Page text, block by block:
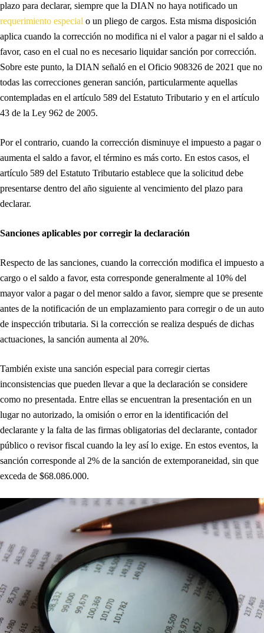
plazo para declarar, siempre que la DIAN no haya notificado un
requerimiento especial o un pliego de cargos. Esta misma disposición
aplica cuando la corrección no modifica ni el valor a pagar ni el saldo a
favor, caso en el cual no es necesario liquidar sanción por corrección.
Sobre este punto, la DIAN señaló en el Oficio 908326 de 2021 que no
todas las correcciones generan sanción, particularmente aquellas
contempladas en el artículo 589 del Estatuto Tributario y en el artículo
43 de la Ley 962 de 2005.
Por el contrario, cuando la corrección disminuye el impuesto a pagar o
aumenta el saldo a favor, el término es más corto. En estos casos, el
artículo 589 del Estatuto Tributario establece que la solicitud debe
presentarse dentro del año siguiente al vencimiento del plazo para
declarar.
Sanciones aplicables por corregir la declaración
Respecto de las sanciones, cuando la corrección modifica el impuesto a
cargo o el saldo a favor, esta corresponde generalmente al 10% del
mayor valor a pagar o del menor saldo a favor, siempre que se presente
antes de la notificación de un emplazamiento para corregir o de un auto
de inspección tributaria. Si la corrección se realiza después de dichas
actuaciones, la sanción aumenta al 20%.
También existe una sanción especial para corregir ciertas
inconsistencias que pueden llevar a que la declaración se considere
como no presentada. Entre ellas se encuentran la presentación en un
lugar no autorizado, la omisión o error en la identificación del
declarante y la falta de las firmas obligatorias del declarante, contador
público o revisor fiscal cuando la ley así lo exige. En estos eventos, la
sanción corresponde al 2% de la sanción de extemporaneidad, sin que
exceda de $68.086.000.